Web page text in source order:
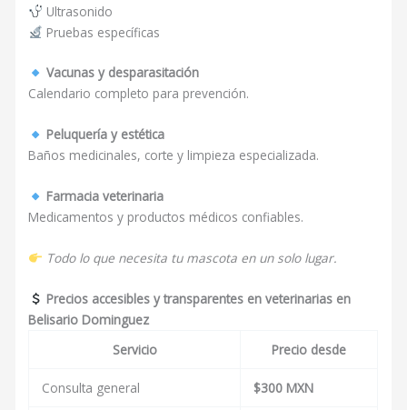
Ultrasonido
Pruebas específicas
Vacunas y desparasitación
Calendario completo para prevención.
Peluquería y estética
Baños medicinales, corte y limpieza especializada.
Farmacia veterinaria
Medicamentos y productos médicos confiables.
Todo lo que necesita tu mascota en un solo lugar.
Precios accesibles y transparentes en veterinarias en
Belisario Dominguez
Servicio
Precio desde
Consulta general $300 MXN